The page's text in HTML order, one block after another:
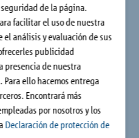
de la página.
facilitar el uso de nuestra
análisis y evaluación de sus
publicidad
presencia de nuestra
Para ello hacemos entrega
Encontrará más
por nosotros y los
Declaración de protección de
en
personas, sean estas clientes
como máxima. El
imprescindibles en el